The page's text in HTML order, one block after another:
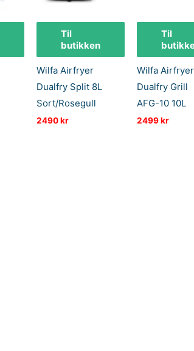
Til
butikken
Wilfa Airfryer
Dualfry Split 8L
Sort/Rosegull
2490kr
Til
Wilfa Airfryer
Dualfry Grill
AFG-10 10L
2499kr